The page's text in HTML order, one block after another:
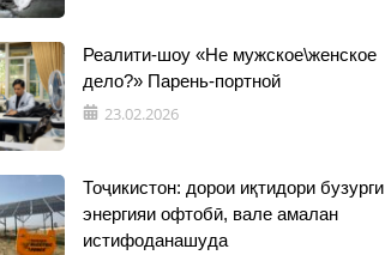
Реалити-шоу «Не мужское\женское
дело?» Парень-портной
23.02.2026
Тоҷикистон: дорои иқтидори бузурги
энергияи офтобӣ, вале амалан
истифоданашуда